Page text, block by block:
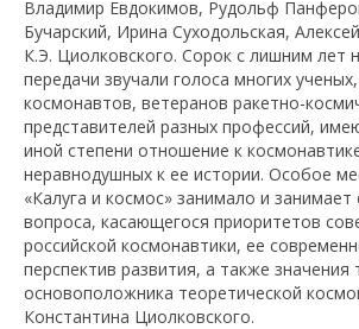
Владимир Евдокимов, Рудольф
Бучарский, Ирина Суходольская,
К.Э. Циолковского. Сорок с лишним лет
передачи звучали голоса многих
космонавтов, ветеранов ракетно-
представителей разных профессий,
иной степени отношение к
неравнодушных к ее истории. Особое
«Калуга и космос» занимало и
вопроса, касающегося приоритетов
российской космонавтики, ее
перспектив развития, а также значения
основоположника теоретической
Константина Циолковского.